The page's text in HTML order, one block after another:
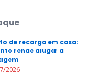
de recarga em casa:
rende alugar a
2026